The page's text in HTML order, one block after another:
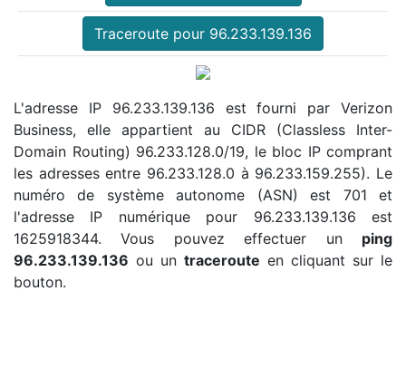
Traceroute pour 96.233.139.136
L'adresse IP 96.233.139.136 est fourni par Verizon
Business, elle appartient au CIDR (Classless Inter-
Domain Routing) 96.233.128.0/19, le bloc IP comprant
les adresses entre 96.233.128.0 à 96.233.159.255). Le
numéro de système autonome (ASN) est 701 et
l'adresse IP numérique pour 96.233.139.136 est
1625918344. Vous pouvez effectuer un ping
96.233.139.136 ou un traceroute en cliquant sur le
bouton.